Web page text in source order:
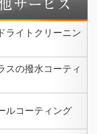
ライトクリーニン
スの撥水コーティ
ルコーティング